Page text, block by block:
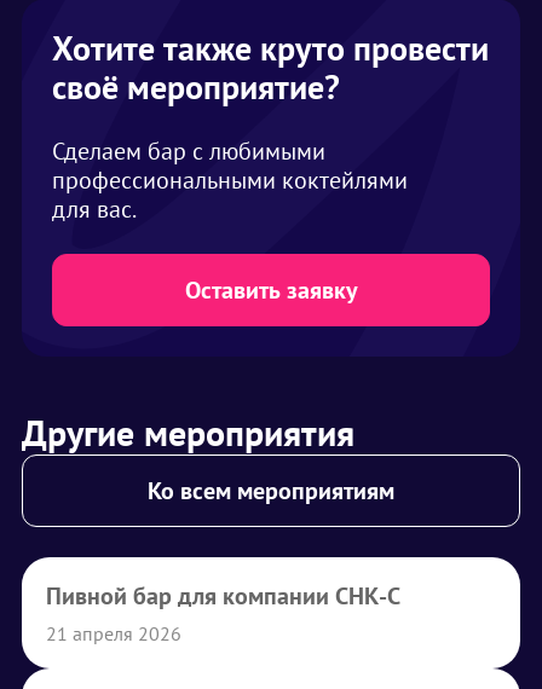
Хотите также круто провести
своё мероприятие?
Сделаем бар с любимыми
профессиональными коктейлями
для вас.
Оставить заявку
Другие мероприятия
Ко всем мероприятиям
Пивной бар для компании СНК-С
21 апреля 2026